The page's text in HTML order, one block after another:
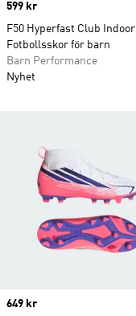
Price
599 kr
F50 Hyperfast Club Indoor
Fotbollsskor för barn
Barn Performance
Nyhet
Price
649 kr